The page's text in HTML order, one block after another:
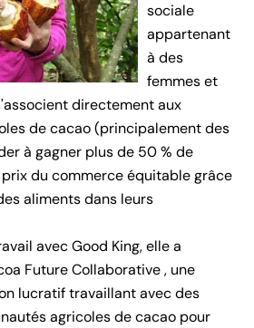
sociale
appartenant
à des
femmes et
directement aux
de cacao (principalement des
à gagner plus de 50 % de
du commerce équitable grâce
aliments dans leurs
avec Good King, elle a
Future Collaborative, une
lucratif travaillant avec des
agricoles de cacao pour